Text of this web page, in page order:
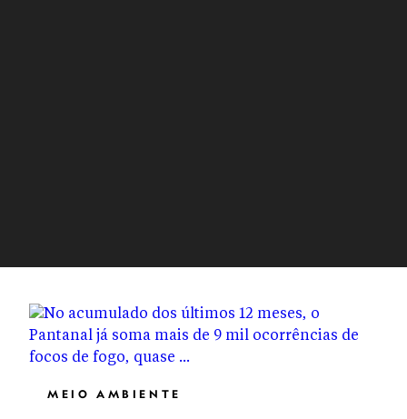
MEIO AMBIENTE